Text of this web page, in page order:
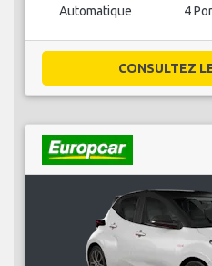
Automatique 4
CONSULTEZ